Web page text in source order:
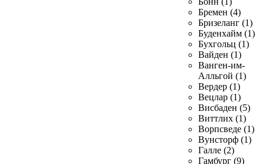
Бремен (4)
Бризеланг (1)
Буденхайм (1)
Бухгольц (1)
Вайден (1)
Ванген-им-
Алльгой (1)
Вердер (1)
Вецлар (1)
Висбаден (5)
Виттлих (1)
Ворпсведе (1)
Вунсторф (1)
Галле (2)
Гамбург (9)